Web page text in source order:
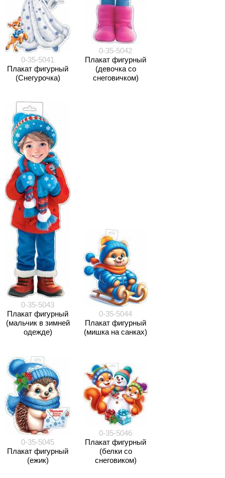
0-35-5041
Плакат фигурный
(Снегурочка)
0-35-5042
Плакат фигурный
(девочка со
снеговичком)
0-35-5043
Плакат фигурный
(мальчик в зимней
одежде)
0-35-5044
Плакат фигурный
(мишка на санках)
0-35-5045
Плакат фигурный
(ежик)
0-35-5046
Плакат фигурный
(белки со
снеговиком)